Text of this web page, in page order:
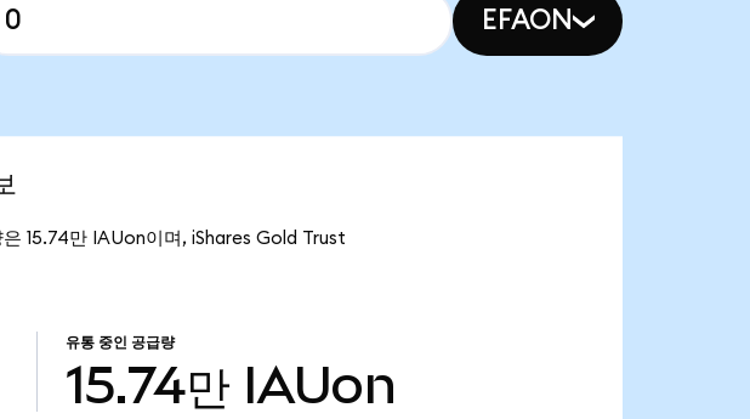
EFAON
15.74만 IAUon이며, iShares Gold Trust
유통 중인 공급량
15.74만 IAUon